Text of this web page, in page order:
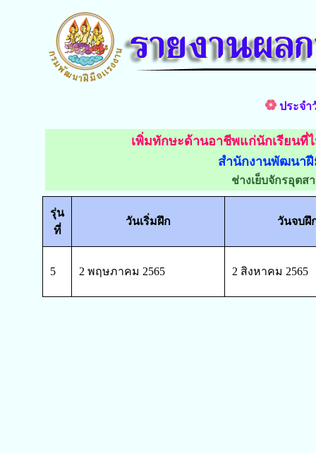
ประจำ
เพิ่มทักษะด้านอาชีพแก่นักเรียนที่
สำนักงานพัฒนาฝี
ช่างเย็บจักรอุตส
รุ่น
ที่
วันเริ่มฝึก วันจบฝึ
5 2 พฤษภาคม 2565 2 สิงหาคม 2565